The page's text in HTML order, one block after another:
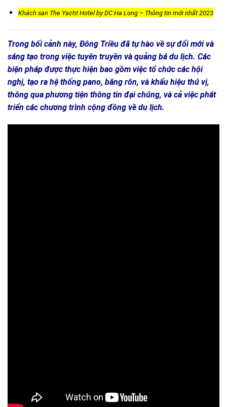
Khách sạn The Yacht Hotel by DC Ha Long – Thông tin mới nhất 2023
Trong bối cảnh này, Đông Triều đã tự hào về sự đổi mới và
sáng tạo trong việc tuyên truyền và quảng bá du lịch. Các
biện pháp được thực hiện bao gồm việc tổ chức các hội
nghị, tạo ra hệ thống pano, băng rôn, và khẩu hiệu thú vị,
thông qua phương tiện thông tin đại chúng, và cả việc phát
triển các chương trình cộng đồng về du lịch.